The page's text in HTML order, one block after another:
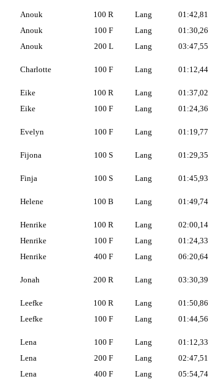
Anouk 100 R Lang 01:42,81
Anouk
100 F Lang 01:30,26
Anouk
200 L Lang 03:47,55
Charlotte 100 F Lang 01:12,44
Eike 100 R Lang 01:37,02
Eike
100 F Lang 01:24,36
Evelyn 100 F Lang 01:19,77
Fijona 100 S Lang 01:29,35
Finja 100 S Lang 01:45,93
Helene 100 B Lang 01:49,74
Henrike 100 R Lang 02:00,14
Henrike
100 F Lang 01:24,33
Henrike
400 F Lang 06:20,64
Jonah 200 R Lang 03:30,39
Leefke 100 R Lang 01:50,86
Leefke
100 F Lang 01:44,56
Lena 100 F Lang 01:12,33
Lena
200 F Lang 02:47,51
Lena
400 F Lang 05:54,74